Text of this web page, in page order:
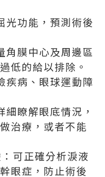
光功能，預測術後
角膜中心及周邊區
低的給以排除。
疾病、眼球運動障
瞭解眼底情況，
治療，或者不能
可正確分析淚液
眼症，防止術後